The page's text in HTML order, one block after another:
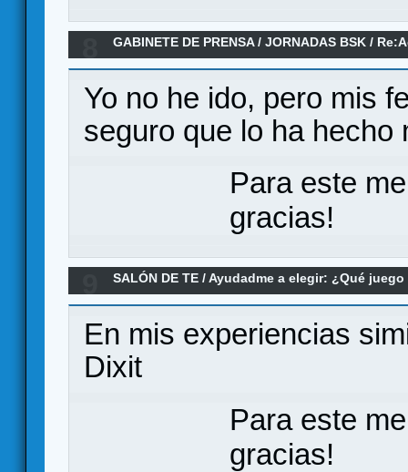
GABINETE DE PRENSA/JORNADAS BSK /
Yo no he ido, pero mis
seguro que lo ha hecho
Para este
gracias!
SALÓN DE TE /Ayudadme a elegir: ¿Qué
menos de 30 minutos para alumnos de la ESO
En mis experiencias
Dixit
Para este
gracias!